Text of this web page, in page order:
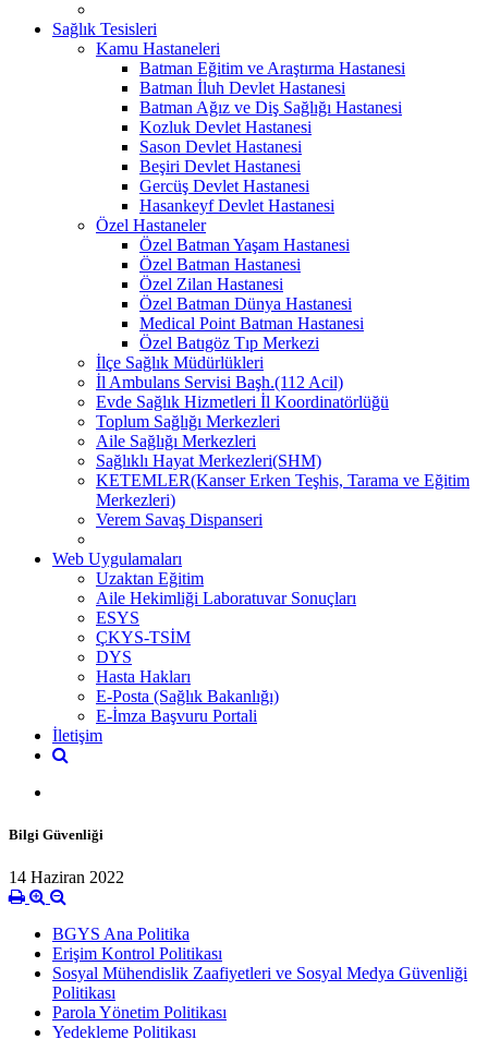
Sağlık Tesisleri
Kamu Hastaneleri
Batman Eğitim ve Araştırma Hastanesi
Batman İluh Devlet Hastanesi
Batman Ağız ve Diş Sağlığı Hastanesi
Kozluk Devlet Hastanesi
Sason Devlet Hastanesi
Beşiri Devlet Hastanesi
Gercüş Devlet Hastanesi
Hasankeyf Devlet Hastanesi
Özel Hastaneler
Özel Batman Yaşam Hastanesi
Özel Batman Hastanesi
Özel Zilan Hastanesi
Özel Batman Dünya Hastanesi
Medical Point Batman Hastanesi
Özel Batıgöz Tıp Merkezi
İlçe Sağlık Müdürlükleri
İl Ambulans Servisi Başh.(112 Acil)
Evde Sağlık Hizmetleri İl Koordinatörlüğü
Toplum Sağlığı Merkezleri
Aile Sağlığı Merkezleri
Sağlıklı Hayat Merkezleri(SHM)
KETEMLER(Kanser Erken Teşhis, Tarama ve Eğitim
Merkezleri)
Verem Savaş Dispanseri
Web Uygulamaları
Uzaktan Eğitim
Aile Hekimliği Laboratuvar Sonuçları
ESYS
ÇKYS-TSİM
DYS
Hasta Hakları
E-Posta (Sağlık Bakanlığı)
E-İmza Başvuru Portali
İletişim
Bilgi Güvenliği
14 Haziran 2022
BGYS Ana Politika
Erişim Kontrol Politikası
Sosyal Mühendislik Zaafiyetleri ve Sosyal Medya Güvenliği
Politikası
Parola Yönetim Politikası
Yedekleme Politikası